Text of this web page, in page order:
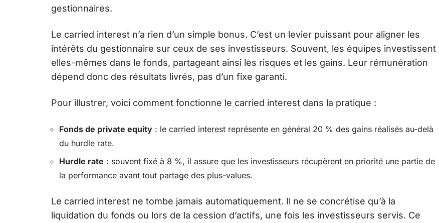
gestionnaires.
Le carried interest n’a rien d’un simple bonus. C’est un levier puissant pour aligner les
intérêts du gestionnaire sur ceux de ses investisseurs. Souvent, les équipes investissent
elles-mêmes dans le fonds, partageant ainsi les risques et les gains. Leur rémunération
dépend donc des résultats livrés, pas d’un fixe garanti.
Pour illustrer, voici comment fonctionne le carried interest dans la pratique :
Fonds de private equity : le carried interest représente en général 20 % des gains réalisés au-delà
du hurdle rate.
Hurdle rate : souvent fixé à 8 %, il assure que les investisseurs récupèrent en priorité une partie de
la performance avant tout partage des plus-values.
Le carried interest ne tombe jamais automatiquement. Il ne se concrétise qu’à la
liquidation du fonds ou lors de la cession d’actifs, une fois les investisseurs servis. Ce